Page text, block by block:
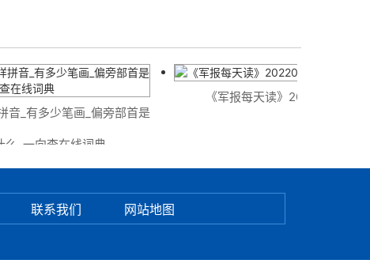
_有多少笔画_偏旁部首是
_一向查在线词典
《军报每天读》20220715
联系我们 网站地图